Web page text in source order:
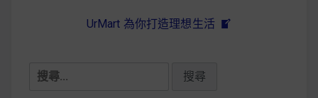
UrMart 為你打造理想生活
搜